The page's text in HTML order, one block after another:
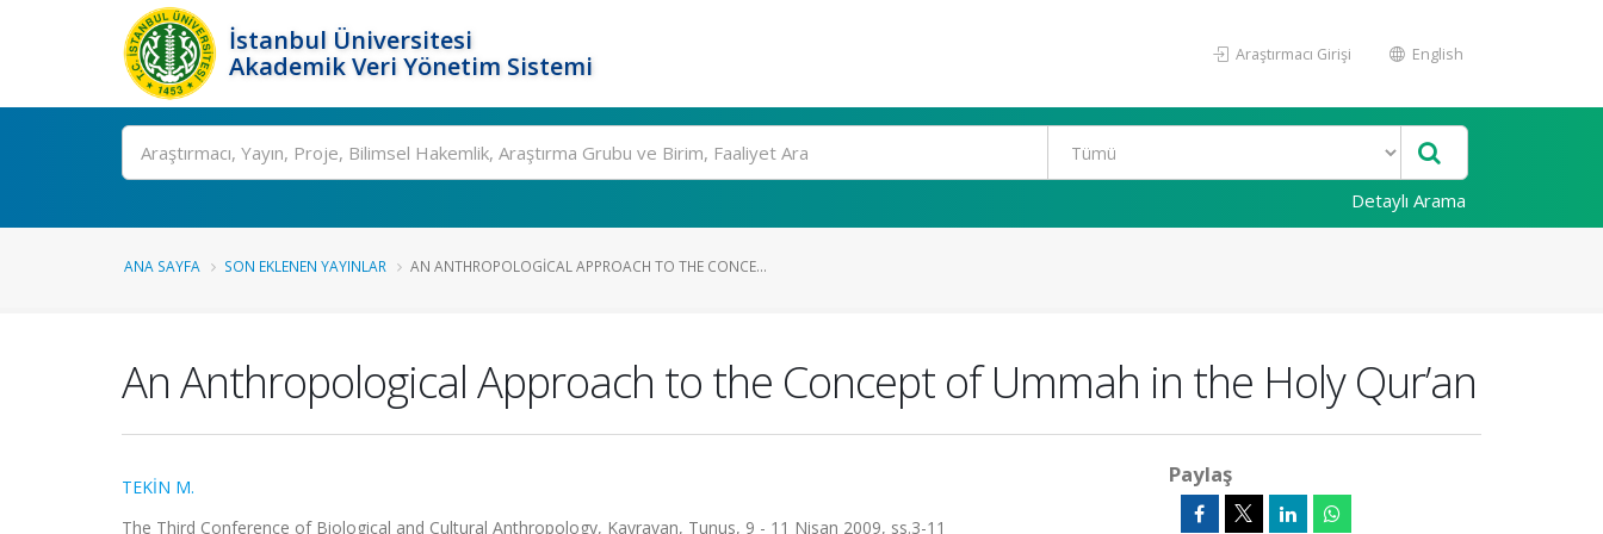
İstanbul Üniversitesi
Akademik Veri Yönetim Sistemi
Araştırmacı Girişi English
Ara
Detaylı Arama
ANA SAYFA SON EKLENEN YAYINLAR AN ANTHROPOLOGICAL APPROACH TO THE CONCE...
An Anthropological Approach to the Concept of Ummah in the Holy Qur’an
TEKİN M.
The Third Conference of Biological and Cultural Anthropology, Kayravan, Tunus, 9 - 11 Nisan 2009, ss.3-11
Paylaş